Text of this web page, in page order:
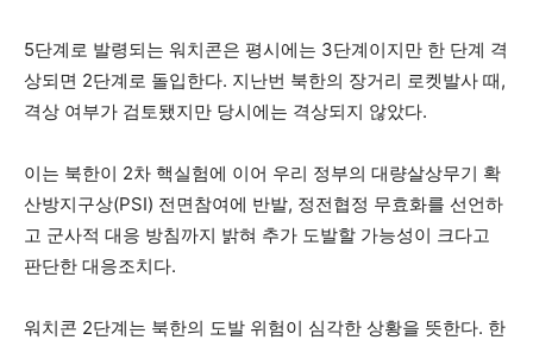
5단계로 발령되는 워치콘은 평시에는 3단계이지만 한 단계 격
상되면 2단계로 돌입한다. 지난번 북한의 장거리 로켓발사 때,
격상 여부가 검토됐지만 당시에는 격상되지 않았다.
이는 북한이 2차 핵실험에 이어 우리 정부의 대량살상무기 확
산방지구상(PSI) 전면참여에 반발, 정전협정 무효화를 선언하
고 군사적 대응 방침까지 밝혀 추가 도발할 가능성이 크다고
판단한 대응조치다.
워치콘 2단계는 북한의 도발 위험이 심각한 상황을 뜻한다. 한